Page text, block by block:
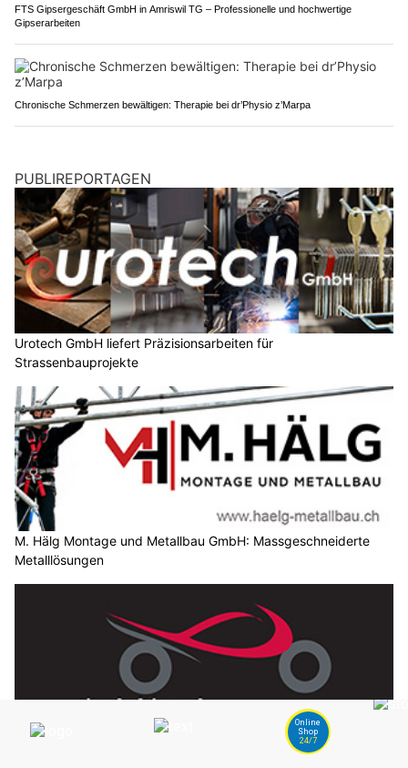
FTS Gipsergeschäft GmbH in Amriswil TG – Professionelle und hochwertige
Gipserarbeiten
Chronische Schmerzen bewältigen: Therapie bei dr’Physio z’Marpa
PUBLIREPORTAGEN
Urotech GmbH liefert Präzisionsarbeiten für
Strassenbauprojekte
M. Hälg Montage und Metallbau GmbH: Massgeschneiderte
Metalllösungen
Titus Haltiner Velos & Motos GmbH: Leasing und Finanzierung